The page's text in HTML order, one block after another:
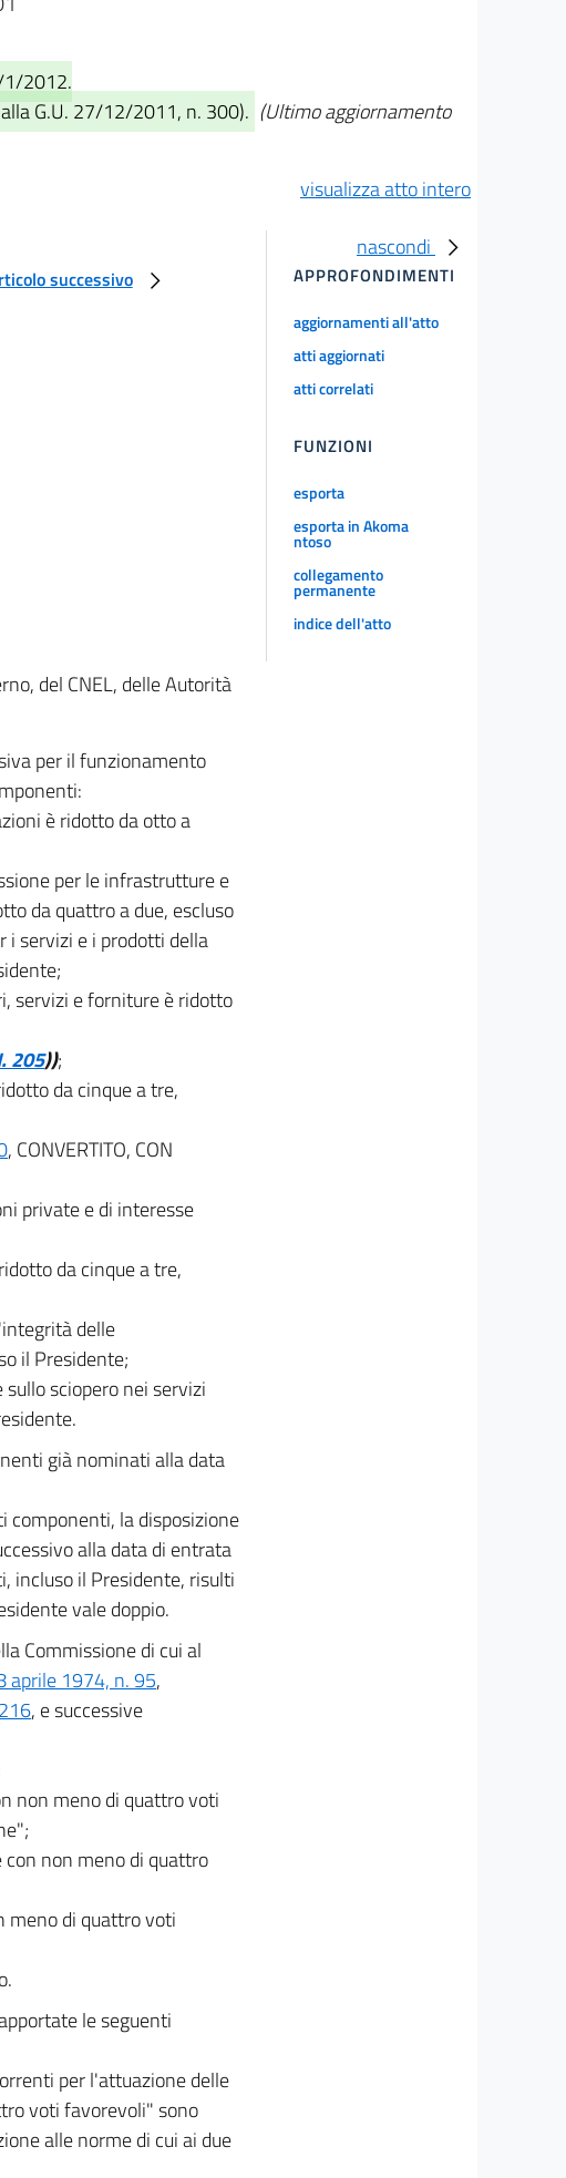
1/2012.
G.U. 27/12/2011, n. 300). (Ultimo aggiornamento
visualizza atto intero
successivo
del CNEL, delle Autorità
per il funzionamento
è ridotto da otto a
per le infrastrutture e
da quattro a due, escluso
i servizi e i prodotti della
servizi e forniture è ridotto
205));
da cinque a tre,
, CONVERTITO, CON
private e di interesse
da cinque a tre,
delle
il Presidente;
sciopero nei servizi
già nominati alla data
componenti, la disposizione
alla data di entrata
incluso il Presidente, risulti
vale doppio.
Commissione di cui al
aprile 1974, n. 95,
, e successive
non meno di quattro voti
con non meno di quattro
meno di quattro voti
le seguenti
per l'attuazione delle
voti favorevoli" sono
alle norme di cui ai due
nascondi
APPROFONDIMENTI
aggiornamenti all'atto
atti aggiornati
atti correlati
FUNZIONI
esporta
esporta in Akoma
ntoso
collegamento
permanente
indice dell'atto